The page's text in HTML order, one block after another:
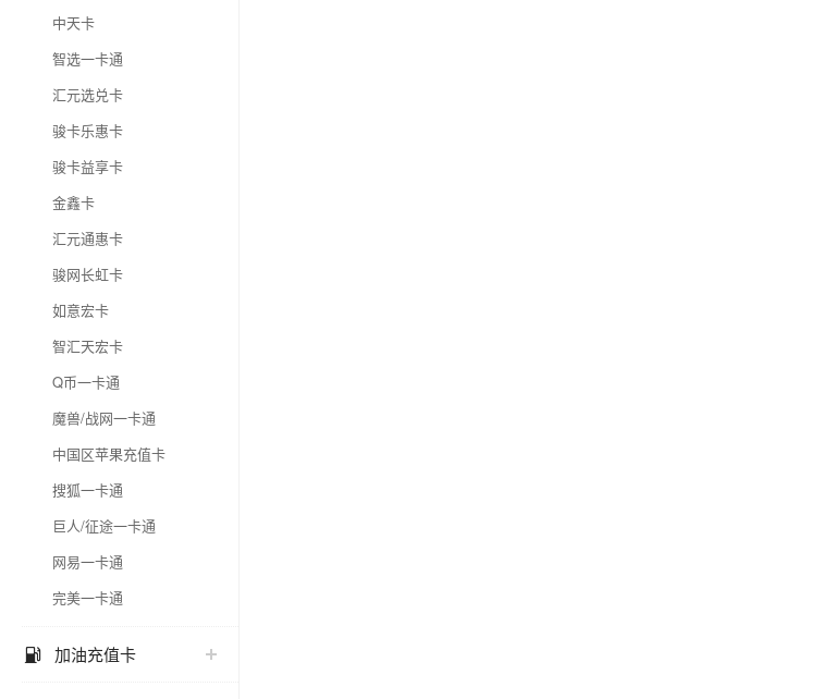
中天卡
智选一卡通
汇元选兑卡
骏卡乐惠卡
骏卡益享卡
金鑫卡
汇元通惠卡
骏网长虹卡
如意宏卡
智汇天宏卡
Q币一卡通
魔兽/战网一卡通
中国区苹果充值卡
搜狐一卡通
巨人/征途一卡通
网易一卡通
完美一卡通
 加油充值卡